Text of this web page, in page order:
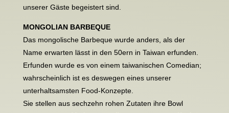
unserer Gäste begeistert sind.
MONGOLIAN BARBEQUE
Das mongolische Barbeque wurde anders, als der
Name erwarten lässt in den 50ern in Taiwan erfunden.
Erfunden wurde es von einem taiwanischen Comedian;
wahrscheinlich ist es deswegen eines unserer
unterhaltsamsten Food-Konzepte.
Sie stellen aus sechzehn rohen Zutaten ihre Bowl